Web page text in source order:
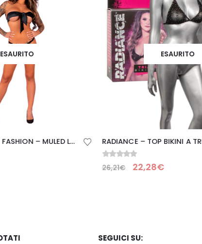
ESAURITO
LIVCO CORSETTI FASHION – MULED LC 90681 PANTY NERO
ESAURITO
Su 5
26,21€ 22,28€
SEGUICI SU: